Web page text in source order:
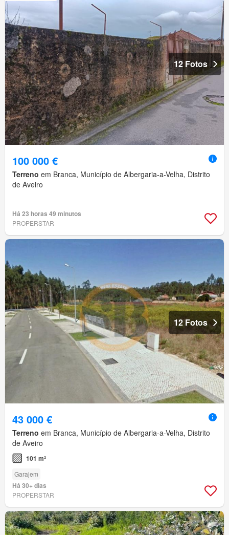
12 Fotos
100 000 €
Terreno em Branca, Município de Albergaria-a-Velha, Distrito
de Aveiro
Há 23 horas 49 minutos
PROPERSTAR
12 Fotos
43 000 €
Terreno em Branca, Município de Albergaria-a-Velha, Distrito
de Aveiro
101 m²
Garajem
Há 30+ dias
PROPERSTAR